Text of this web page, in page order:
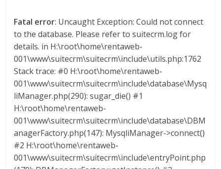
v
a
Fatal error: Uncaught Exception: Could not connect
to the database. Please refer to suitecrm.log for
details. in H:\root\home\rentaweb-
001\www\suitecrm\suitecrm\include\utils.php:1762
Stack trace: #0 H:\root\home\rentaweb-
001\www\suitecrm\suitecrm\include\database\Mysq
liManager.php(290): sugar_die() #1
H:\root\home\rentaweb-
001\www\suitecrm\suitecrm\include\database\DBM
anagerFactory.php(147): MysqliManager->connect()
#2 H:\root\home\rentaweb-
001\www\suitecrm\suitecrm\include\entryPoint.php